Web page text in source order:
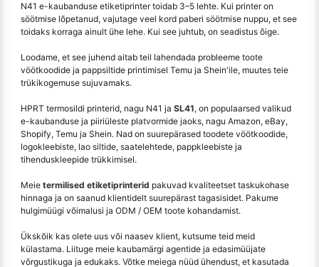
N41 e-kaubanduse etiketiprinter toidab 3–5 lehte. Kui printer on
söötmise lõpetanud, vajutage veel kord paberi söötmise nuppu, et see
toidaks korraga ainult ühe lehe. Kui see juhtub, on seadistus õige.
Loodame, et see juhend aitab teil lahendada probleeme toote
vöötkoodide ja pappsiltide printimisel Temu ja Shein'ile, muutes teie
trükikogemuse sujuvamaks.
HPRT termosildi printerid, nagu N41 ja SL41, on populaarsed valikud
e-kaubanduse ja piiriüleste platvormide jaoks, nagu Amazon, eBay,
Shopify, Temu ja Shein. Nad on suurepärased toodete vöötkoodide,
logokleebiste, lao siltide, saatelehtede, pappkleebiste ja
tihenduskleepide trükkimisel.
Meie termilised etiketiprinterid pakuvad kvaliteetset taskukohase
hinnaga ja on saanud klientidelt suurepärast tagasisidet. Pakume
hulgimüügi võimalusi ja ODM / OEM toote kohandamist.
Ükskõik kas olete uus või naasev klient, kutsume teid meid
külastama. Liituge meie kaubamärgi agentide ja edasimüüjate
võrgustikuga ja edukaks. Võtke meiega nüüd ühendust, et kasutada